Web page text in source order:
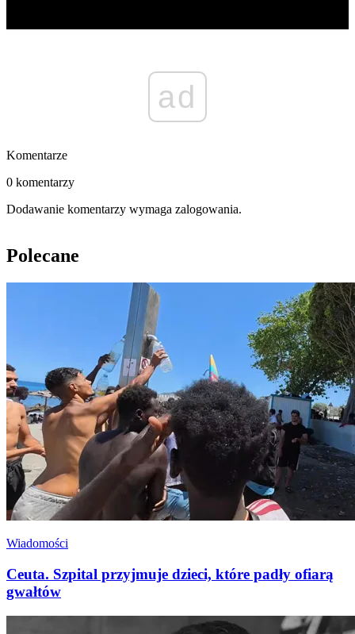
ad
Komentarze
0 komentarzy
Dodawanie komentarzy wymaga zalogowania.
Polecane
Wiadomości
Ceuta. Szpital przyjmuje dzieci, które padły ofiarą
gwałtów